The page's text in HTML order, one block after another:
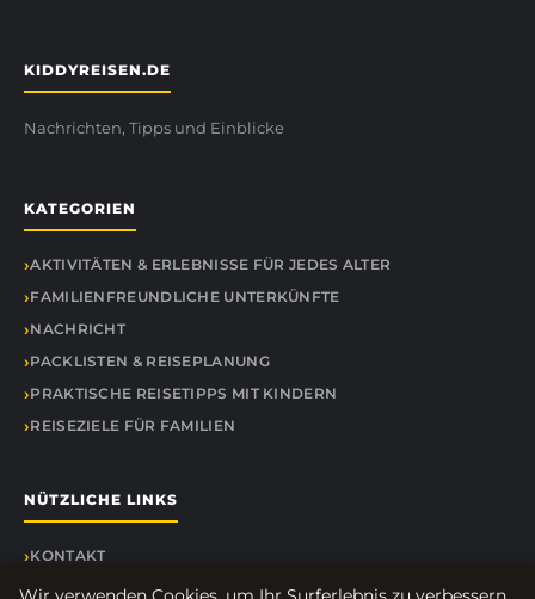
KIDDYREISEN.DE
Nachrichten, Tipps und Einblicke
KATEGORIEN
AKTIVITÄTEN & ERLEBNISSE FÜR JEDES ALTER
FAMILIENFREUNDLICHE UNTERKÜNFTE
NACHRICHT
PACKLISTEN & REISEPLANUNG
PRAKTISCHE REISETIPPS MIT KINDERN
REISEZIELE FÜR FAMILIEN
NÜTZLICHE LINKS
KONTAKT